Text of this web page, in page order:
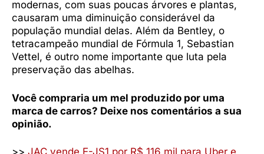
modernas, com suas poucas árvores e plantas,
causaram uma diminuição considerável da
população mundial delas. Além da Bentley, o
tetracampeão mundial de Fórmula 1, Sebastian
Vettel, é outro nome importante que luta pela
preservação das abelhas.
Você compraria um mel produzido por uma
marca de carros? Deixe nos comentários a sua
opinião.